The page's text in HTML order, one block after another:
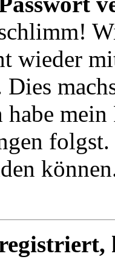
wieder
Dies
habe